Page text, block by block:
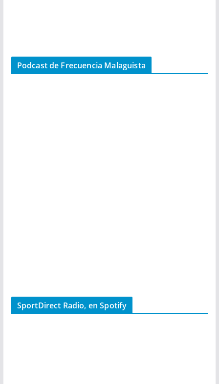
Podcast de Frecuencia Malaguista
SportDirect Radio, en Spotify